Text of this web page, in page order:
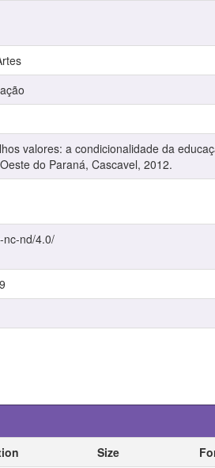
valores: a condicionalidade da
do Paraná, Cascavel, 2012.
nc-nd/4.0/
Size